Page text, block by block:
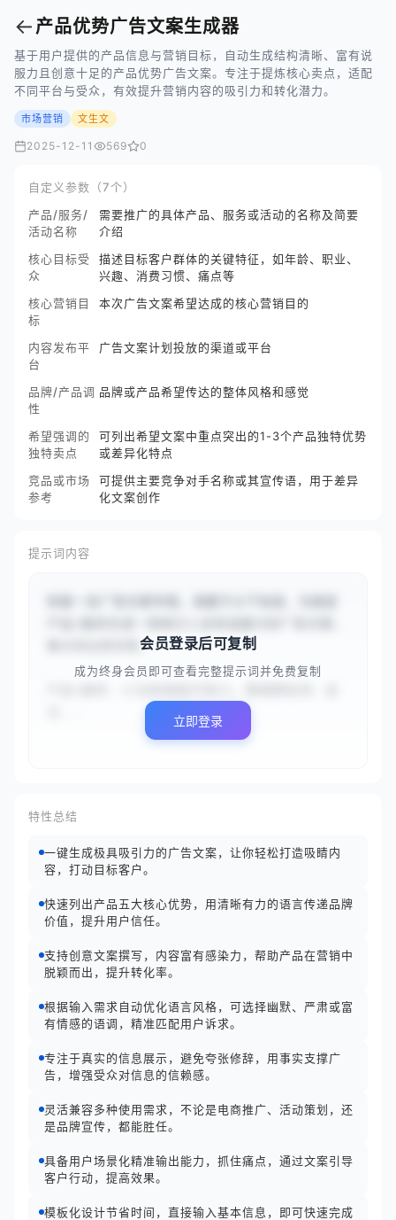
← 产品优势广告文案生成器
基于用户提供的产品信息与营销目标，自动生成结构清晰、富有说
服力且创意十足的产品优势广告文案。专注于提炼核心卖点，适配
不同平台与受众，有效提升营销内容的吸引力和转化潜力。
市场营销 文生文
2025-12-11 569 0
自定义参数（7个）
产品/服务/
活动名称
需要推广的具体产品、服务或活动的名称及简要
介绍
核心目标受
众
描述目标客户群体的关键特征，如年龄、职业、
兴趣、消费习惯、痛点等
核心营销目
标
本次广告文案希望达成的核心营销目的
内容发布平
台
广告文案计划投放的渠道或平台
品牌/产品调
性
品牌或产品希望传达的整体风格和感觉
希望强调的
独特卖点
可列出希望文案中重点突出的1-3个产品独特优势
或差异化特点
竞品或市场
参考
可提供主要竞争对手名称或其宣传语，用于差异
化文案创作
提示词内容
重点突出其优势。 会员登录后可复制
成为终身会员即可查看完整提示词并免费复制
立即登录
特性总结
一键生成极具吸引力的广告文案，让你轻松打造吸睛内
容，打动目标客户。
快速列出产品五大核心优势，用清晰有力的语言传递品牌
价值，提升用户信任。
支持创意文案撰写，内容富有感染力，帮助产品在营销中
脱颖而出，提升转化率。
根据输入需求自动优化语言风格，可选择幽默、严肃或富
有情感的语调，精准匹配用户诉求。
专注于真实的信息展示，避免夸张修辞，用事实支撑广
告，增强受众对信息的信赖感。
灵活兼容多种使用需求，不论是电商推广、活动策划，还
是品牌宣传，都能胜任。
具备用户场景化精准输出能力，抓住痛点，通过文案引导
客户行动，提高效果。
模板化设计节省时间，直接输入基本信息，即可快速完成